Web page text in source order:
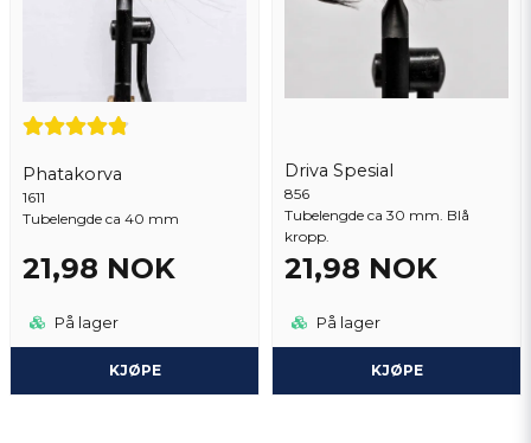
Phatakorva
1611
Tubelengde ca 40 mm
21,98 NOK
På lager
KJØPE
Driva Spesial
856
Tubelengde ca 30 mm. Blå
kropp.
21,98 NOK
På lager
KJØPE